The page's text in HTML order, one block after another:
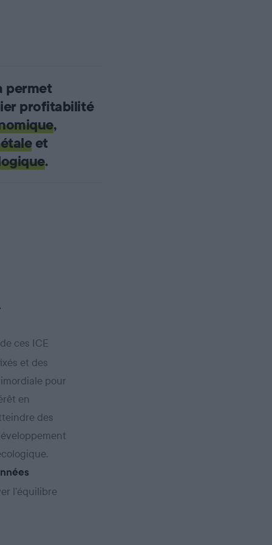
permet
profitabilité
,
et
.
ces ICE
et des
pour
en
des
l’équilibre